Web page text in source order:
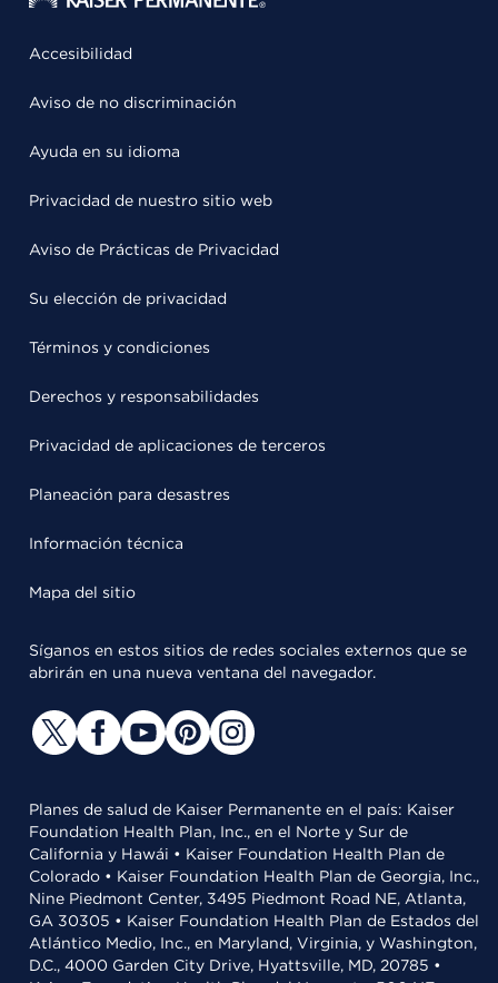
Accesibilidad
Aviso de no discriminación
Ayuda en su idioma
Privacidad de nuestro sitio web
Aviso de Prácticas de Privacidad
Su elección de privacidad
Términos y condiciones
Derechos y responsabilidades
Privacidad de aplicaciones de terceros
Planeación para desastres
Información técnica
Mapa del sitio
Síganos en estos sitios de redes sociales externos que se
abrirán en una nueva ventana del navegador.
Planes de salud de Kaiser Permanente en el país: Kaiser
Foundation Health Plan, Inc., en el Norte y Sur de
California y Hawái • Kaiser Foundation Health Plan de
Colorado • Kaiser Foundation Health Plan de Georgia, Inc.,
Nine Piedmont Center, 3495 Piedmont Road NE, Atlanta,
GA 30305 • Kaiser Foundation Health Plan de Estados del
Atlántico Medio, Inc., en Maryland, Virginia, y Washington,
D.C., 4000 Garden City Drive, Hyattsville, MD, 20785 •